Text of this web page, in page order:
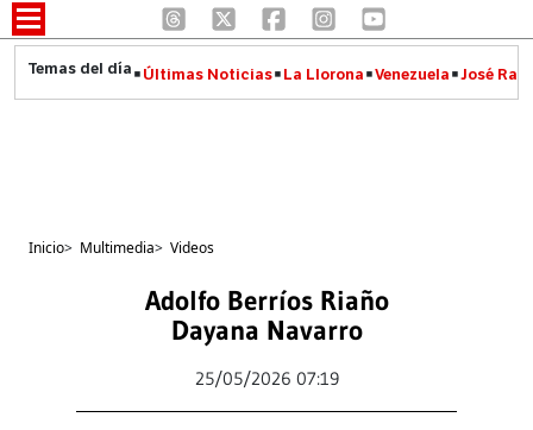
Últimas Noticias La Llorona Venezuela José
Inicio> Multimedia> Videos
Adolfo Berríos Riaño
Dayana Navarro
25/05/2026 07:19